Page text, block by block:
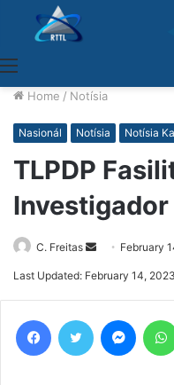
Home / Notísia
Nasionál Notísia Notísia
TLPDP
Investigador
C. Freitas
Send
an
February
Last Updated: February 14, 2023